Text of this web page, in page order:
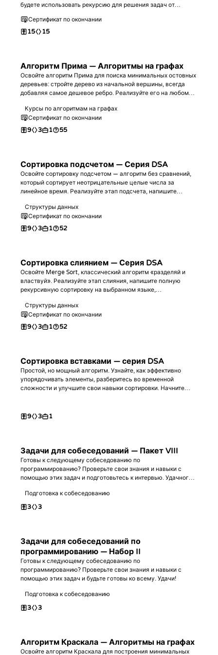
будете использовать рекурсию для решения задач от
настоящим экспертом в этой теме.
Сертификат по окончании
15 15
Алгоритм Прима — Алгоритмы на графах
Освойте алгоритм Прима для поиска минимальных остовных
деревьев: стройте дерево из начальной вершины, всегда
добавляя самое дешевое ребро. Реализуйте его на любом
связности и ребрах «узкого места» — альтернативе
алгоритму Краскала.
Курсы по алгоритмам на графах
Сертификат по окончании
9 3 1 55
Сортировка подсчетом — Серия DSA
Освойте сортировку подсчетом — алгоритм без сравнений,
который сортирует неотрицательные целые числа за
линейное время. Реализуйте этап подсчета, напишите
сложность O(n + k) и закрепите знания на практических
задачах.
Структуры данных
Сертификат по окончании
9 3 1 52
Сортировка слиянием — Серия DSA
Освойте Merge Sort, классический алгоритм «разделяй и
властвуй». Реализуйте этап слияния, напишите полную
рекурсивную сортировку на выбранном языке,
практических задачах.
Структуры данных
Сертификат по окончании
9 3 1 52
Сортировка вставками — серия DSA
Простой, но мощный алгоритм. Узнайте, как эффективно
упорядочивать элементы, разберитесь во временной
сложности и улучшите свои навыки сортировки. Начните
9 3 1
Задачи для собеседований — Пакет VIII
Готовы к следующему собеседованию по
программированию? Проверьте свои знания и навыки с
помощью этих задач и подготовьтесь к интервью. Удачного
Подготовка к собеседованию
3 3
Задачи для собеседований по
программированию — Набор II
Готовы к следующему собеседованию по
программированию? Проверьте свои знания и навыки с
помощью этих задач и будьте готовы ко всему. Удачи!
Подготовка к собеседованию
3 3
Алгоритм Краскала — Алгоритмы на графах
Освойте алгоритм Краскала для построения минимальных